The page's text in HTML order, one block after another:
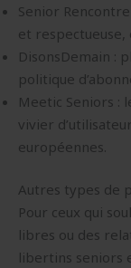
Senior
et
DisonsDemain :
politique
Meetic Seniors :
vivier
européennes.
Autres types de
Pour ceux qui
libres ou des
libertins seniors